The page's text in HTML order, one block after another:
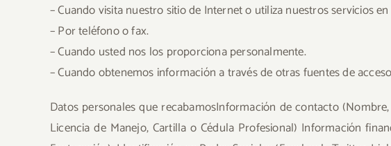
– Cuando visita nuestro sitio de Internet o utiliza nuestros servicios
– Por teléfono o fax.
– Cuando usted nos los proporciona personalmente.
– Cuando obtenemos información a través de otras fuentes de
Datos personales que recabamosInformación de contacto
Licencia de Manejo, Cartilla o Cédula Profesional) Información